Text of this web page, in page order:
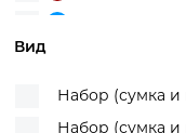
Зеленый (35)
Золотистый
Вид
Набор (сумка и
Набор (сумка и